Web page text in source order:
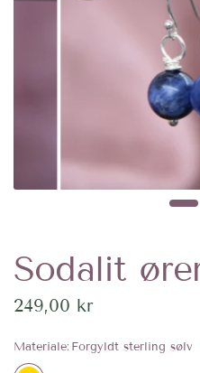
Sodalit
249,00 kr
Materiale: Forgyldt sterling sølv